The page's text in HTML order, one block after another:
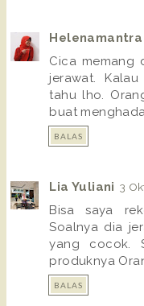
Helenamantra
Cica memang
jerawat.
tahu lho.
buat
BALAS
Lia Yuliani 3
Bisa saya
Soalnya dia
yang cocok.
produknya
BALAS